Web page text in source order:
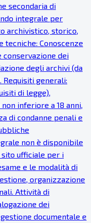
secondaria di
integrale per
archivistico, storico,
tecniche: Conoscenze
conservazione dei
degli archivi (da
generali:
di legge),
inferiore a 18 anni,
di condanne penali e
non è disponibile
ufficiale per i
e le modalità di
organizzazione
Attività di
dei
documentale e